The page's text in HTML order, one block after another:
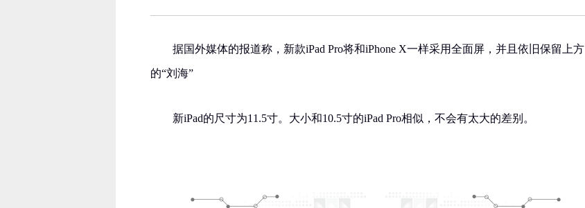
据国外媒体的报道称，新款iPad Pro将和iPhone X一样采用全面屏，并且依旧保留上方
的“刘海”
新iPad的尺寸为11.5寸。大小和10.5寸的iPad Pro相似，不会有太大的差别。